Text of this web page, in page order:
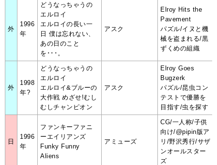
外
1996
年
どうなっちゃうの
エルロイ
エルロイの長い一
日 僕は忘れない、
あの日のこと
を･･･。
アスク
Elroy Hits the
Pavement
パズル/イヌと機
械を盗まれる/黒
ずくめの組織
外
1998
年?
どうなっちゃうの
エルロイ
エルロイ&ブルーの
大作戦 めざせ!むし
むしチャンピオン
アスク
Elroy Goes
Bugzerk
パズル/昆虫コン
テストで優勝を
目指す/虫を探す
日
1996
年
ファンキーファニ
ーエイリアンズ
Funky Funny
Aliens
アミューズ
CG/一人称/子供
向け/@pipin版ア
リ/野沢秀行/サザ
ンオールスター
ズ